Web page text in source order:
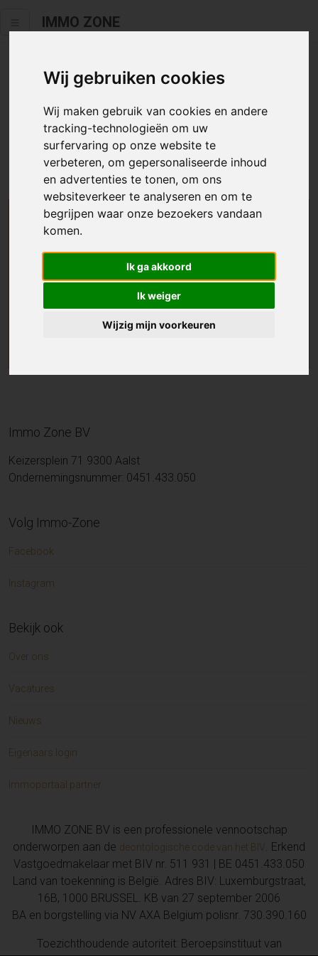
Wij gebruiken cookies
Wij maken gebruik van cookies en andere
tracking-technologieën om uw
surfervaring op onze website te
verbeteren, om gepersonaliseerde inhoud
en advertenties te tonen, om ons
websiteverkeer te analyseren en om te
begrijpen waar onze bezoekers vandaan
komen.
Ik ga akkoord
Ik weiger
Wijzig mijn voorkeuren
IMMO ZONE
Helaas staat dit zoekertje niet
meer online.
Neem zeker een kijkje in ons aanbod te koop
We helpen u graag zoeken
Maak hier een zoekprofiel aan en we houden u op
de hoogte van passend aanbod.
Immo Zone BV
Keizersplein 71 9300 Aalst
Ondernemingsnummer: 0451.433.050
Volg Immo-Zone
Facebook
Instagram
Bekijk ook
Over ons
Vacatures
Nieuws
Eigenaars login
Immoportaal partner
IMMO ZONE BV is een professionele vennootschap
onderworpen aan de deontologische code van het BIV. Erkend
Vastgoedmakelaar met BIV nr. 511 931 | BE 0451.433.050
Land van toekenning is België. Adres BIV: Luxemburgstraat,
16B, 1000 BRUSSEL. KB van 27 september 2006
BA en borgstelling via NV AXA Belgium polisnr. 730.390.160
Toezichthoudende autoriteit: Beroepsinstituut van